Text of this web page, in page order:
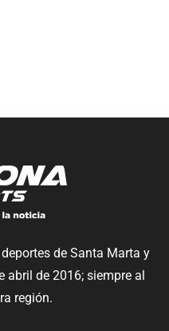
de Santa Marta y
abril de 2016; siempre al
región.